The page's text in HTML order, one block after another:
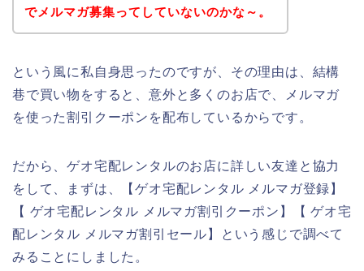
でメルマガ募集ってしていないのかな～。
という風に私自身思ったのですが、その理由は、結構
巷で買い物をすると、意外と多くのお店で、メルマガ
を使った割引クーポンを配布しているからです。
だから、ゲオ宅配レンタルのお店に詳しい友達と協力
をして、まずは、【ゲオ宅配レンタル メルマガ登録】
【 ゲオ宅配レンタル メルマガ割引クーポン】【 ゲオ宅
配レンタル メルマガ割引セール】という感じで調べて
みることにしました。